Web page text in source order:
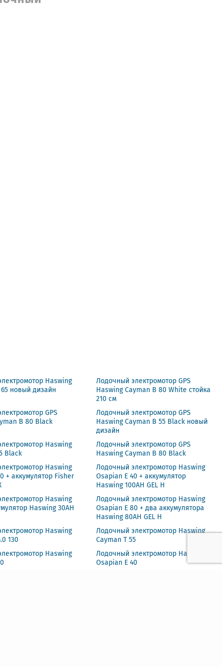
Haswing
новый дизайн
Лодочный электромотор GPS
Haswing Cayman B 80 White стойка
210 см
GPS
B 80 Black
Лодочный электромотор GPS
Haswing Cayman B 55 Black новый
дизайн
Haswing
Black
Лодочный электромотор GPS
Haswing Cayman B 80 Black
Haswing
+ аккумулятор Fisher
Лодочный электромотор Haswing
Osapian E 40 + аккумулятор
Haswing 100AH GEL H
Haswing
Haswing 30AH
Лодочный электромотор Haswing
Osapian E 80 + два аккумулятора
Haswing 80AH GEL H
Haswing
130
Лодочный электромотор Haswing
Cayman T 55
Haswing
Лодочный электромотор Haswing
Osapian E 40